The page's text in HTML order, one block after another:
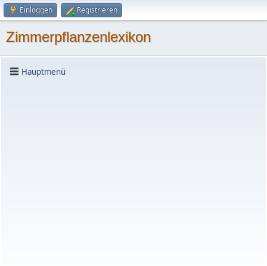
Einloggen Registrieren
Zimmerpflanzenlexikon
Hauptmenü